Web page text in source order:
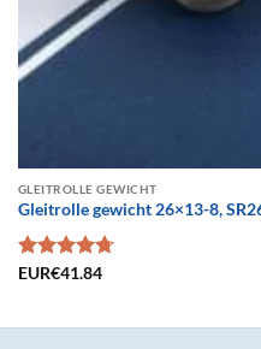
GLEITROLLE GEWICHT
Gleitrolle gewicht 26×13-8,
Bewertet
EUR€41.84